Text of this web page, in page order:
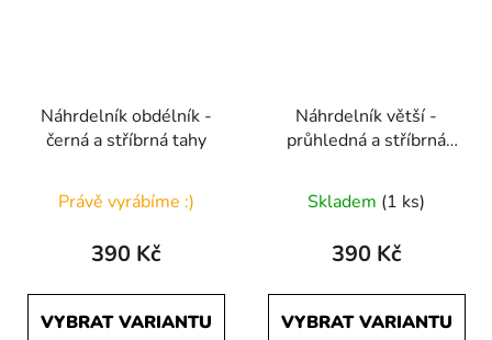
Náhrdelník obdélník -
černá a stříbrná tahy
Právě vyrábíme :)
390 Kč
VYBRAT VARIANTU
Náhrdelník větší -
průhledná a stříbrná
Skladem (1 ks)
390 Kč
VYBRAT VARIANTU